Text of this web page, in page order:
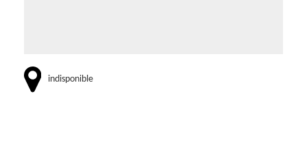
indisponible